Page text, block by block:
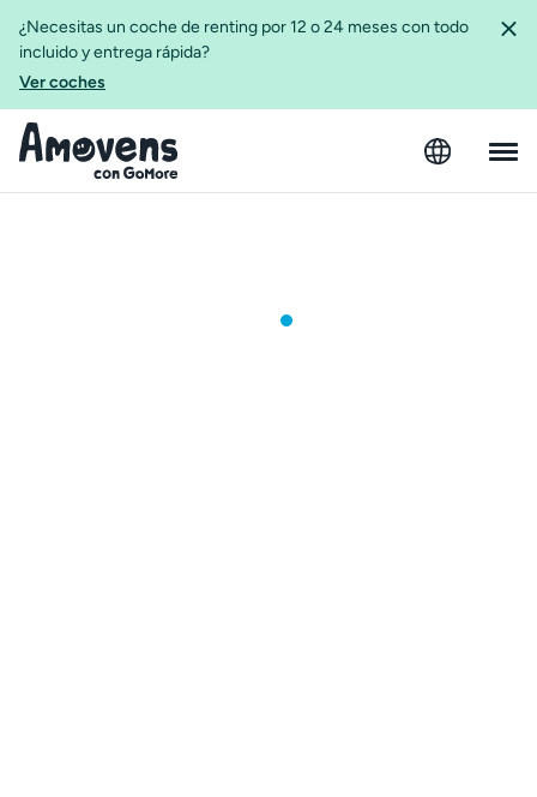
¿Necesitas un coche de renting por 12 o 24 meses con todo
incluido y entrega rápida?
Ver coches